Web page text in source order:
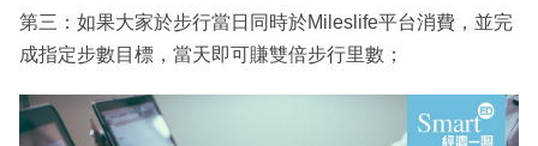
第三：如果大家於步行當日同時於Mileslife平台消費，並完
成指定步數目標，當天即可賺雙倍步行里數；